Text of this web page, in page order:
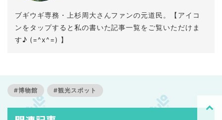
ブギウギ専務・上杉周大さんファンの元道民。【アイコ
ンをタップすると私の書いた記事一覧をご覧いただけま
す♪ (=^x^=) 】
#博物館 #観光スポット